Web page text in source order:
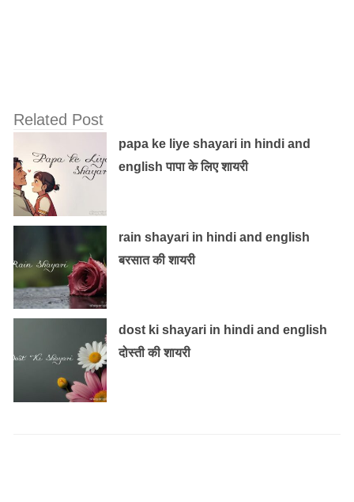
Related Post
papa ke liye shayari in hindi and
english पापा के लिए शायरी
rain shayari in hindi and english
बरसात की शायरी
dost ki shayari in hindi and english
दोस्ती की शायरी